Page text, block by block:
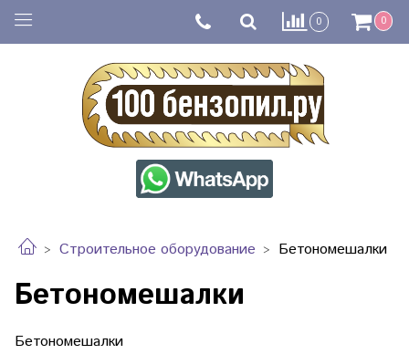
0 0
Строительное оборудование Бетономешалки
Бетономешалки
Бетономешалки